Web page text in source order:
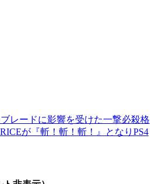
レードに影響を受けた一撃必殺格
が『斬！斬！斬！』となりPS4